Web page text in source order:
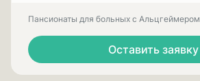
Пансионаты для больных с Альцгеймером
Оставить заявку